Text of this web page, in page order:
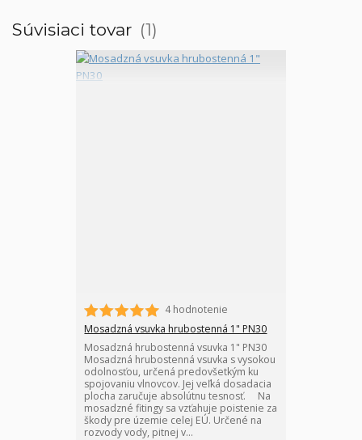
Súvisiaci tovar 1
4 hodnotenie
Mosadzná vsuvka hrubostenná 1" PN30
Mosadzná hrubostenná vsuvka 1" PN30
Mosadzná hrubostenná vsuvka s vysokou
odolnosťou, určená predovšetkým ku
spojovaniu vlnovcov. Jej veľká dosadacia
plocha zaručuje absolútnu tesnosť. Na
mosadzné fitingy sa vzťahuje poistenie za
škody pre územie celej EÚ. Určené na
rozvody vody, pitnej v...